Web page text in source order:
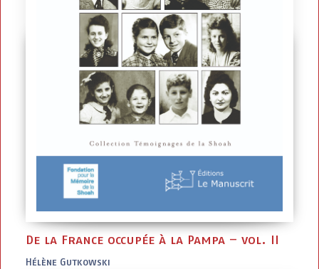
De la France occupée à la Pampa – vol. II
Hélène Gutkowski